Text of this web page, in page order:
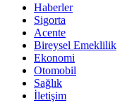
Haberler
Sigorta
Acente
Bireysel Emeklilik
Ekonomi
Otomobil
Sağlık
İletişim